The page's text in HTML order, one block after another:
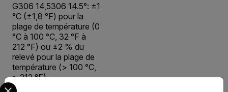
G306 14,5306 14.5°: ±1
°C (±1,8 °F) pour la
plage de température (0
°C à 100 °C, 32 °F à
212 °F) ou ±2 % du
relevé pour la plage de
température (> 100 °C,
> 212 °F)
G306 24 ° : ±1 °C
Select your preferred country and language from the